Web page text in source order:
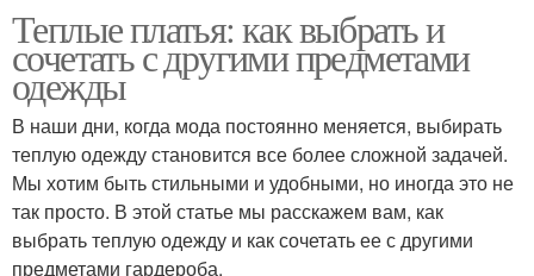
Теплые платья: как выбрать и
сочетать с другими предметами
одежды
В наши дни, когда мода постоянно меняется, выбирать
теплую одежду становится все более сложной задачей.
Мы хотим быть стильными и удобными, но иногда это не
так просто. В этой статье мы расскажем вам, как
выбрать теплую одежду и как сочетать ее с другими
предметами гардероба.